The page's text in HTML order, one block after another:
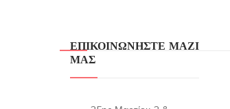
ΕΠΙΚΟΙΝΩΝΗΣΤΕ ΜΑΖΙ
ΜΑΣ